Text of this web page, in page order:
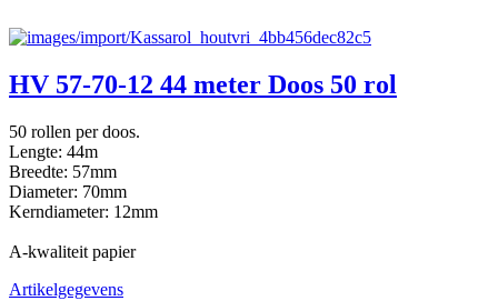
HV 57-70-12 44 meter Doos 50 rol
50 rollen per doos.
Lengte: 44m
Breedte: 57mm
Diameter: 70mm
Kerndiameter: 12mm
A-kwaliteit papier
Artikelgegevens